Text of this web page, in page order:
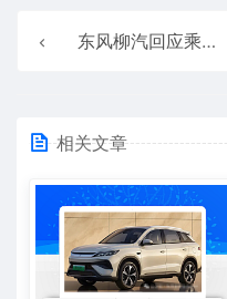
东风柳汽回应乘龙卡车与理想i8对撞测试：严重误导、严重侵权
相关文章